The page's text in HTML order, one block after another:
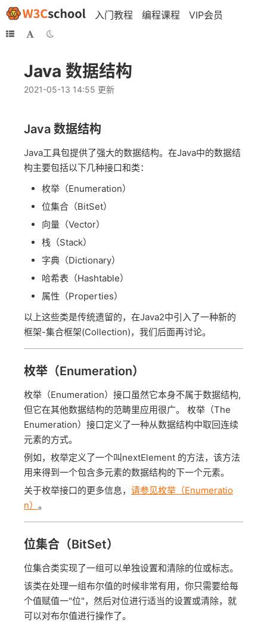
入门教程 编程课程 VIP会员
Java 数据结构
2021-05-13 14:55 更新
Java 数据结构
Java工具包提供了强大的数据结构。在Java中的数据结
构主要包括以下几种接口和类：
枚举（Enumeration）
位集合（BitSet）
向量（Vector）
栈（Stack）
字典（Dictionary）
哈希表（Hashtable）
属性（Properties）
以上这些类是传统遗留的，在Java2中引入了一种新的
框架-集合框架(Collection)，我们后面再讨论。
枚举（Enumeration）
枚举（Enumeration）接口虽然它本身不属于数据结构,
但它在其他数据结构的范畴里应用很广。 枚举（The
Enumeration）接口定义了一种从数据结构中取回连续
元素的方式。
例如，枚举定义了一个叫nextElement 的方法，该方法
用来得到一个包含多元素的数据结构的下一个元素。
关于枚举接口的更多信息， 请参见枚举（Enumeratio
n） 。
位集合（BitSet）
位集合类实现了一组可以单独设置和清除的位或标志。
该类在处理一组布尔值的时候非常有用，你只需要给每
个值赋值一"位"，然后对位进行适当的设置或清除，就
可以对布尔值进行操作了。